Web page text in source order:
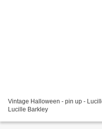
Vintage Halloween - pin up - Lucille
Lucille Barkley